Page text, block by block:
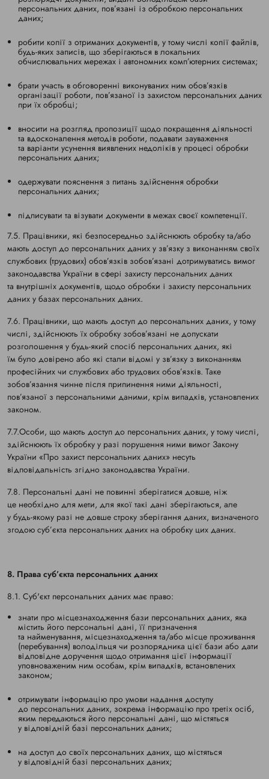
персональних даних, пов’язані із обробкою персональних
даних;
робити копії з отриманих документів, у тому числі копії файлів,
будь-яких записів, що зберігаються в локальних
обчислювальних мережах і автономних комп’ютерних системах;
брати участь в обговоренні виконуваних ним обов’язків
організації роботи, пов’язаної із захистом персональних даних
при їх обробці;
вносити на розгляд пропозиції щодо покращення діяльності
та вдосконалення методів роботи, подавати зауваження
та варіанти усунення виявлених недоліків у процесі обробки
персональних даних;
одержувати пояснення з питань здійснення обробки
персональних даних;
підписувати та візувати документи в межах своєї компетенції.
7.5. Працівники, які безпосередньо здійснюють обробку та/або
мають доступ до персональних даних у зв’язку з виконанням своїх
службових (трудових) обов’язків зобов’язані дотримуватись вимог
законодавства України в сфері захисту персональних даних
та внутрішніх документів, щодо обробки і захисту персональних
даних у базах персональних даних.
7.6. Працівники, що мають доступ до персональних даних, у тому
числі, здійснюють їх обробку зобов’язані не допускати
розголошення у будь-який спосіб персональних даних, які
їм було довірено або які стали відомі у зв’язку з виконанням
професійних чи службових або трудових обов’язків. Таке
зобов’язання чинне після припинення ними діяльності,
пов’язаної з персональними даними, крім випадків, установлених
законом.
7.7.Особи, що мають доступ до персональних даних, у тому числі,
здійснюють їх обробку у разі порушення ними вимог Закону
України «Про захист персональних даних» несуть
відповідальність згідно законодавства України.
7.8. Персональні дані не повинні зберігатися довше, ніж
це необхідно для мети, для якої такі дані зберігаються, але
у будь-якому разі не довше строку зберігання даних, визначеного
згодою суб’єкта персональних даних на обробку цих даних.
8. Права суб’єкта персональних даних
8.1. Суб'єкт персональних даних має право:
знати про місцезнаходження бази персональних даних, яка
містить його персональні дані, її призначення
та найменування, місцезнаходження та/або місце проживання
(перебування) володільця чи розпорядника цієї бази або дати
відповідне доручення щодо отримання цієї інформації
уповноваженим ним особам, крім випадків, встановлених
законом;
отримувати інформацію про умови надання доступу
до персональних даних, зокрема інформацію про третіх осіб,
яким передаються його персональні дані, що містяться
у відповідній базі персональних даних;
на доступ до своїх персональних даних, що містяться
у відповідній базі персональних даних;